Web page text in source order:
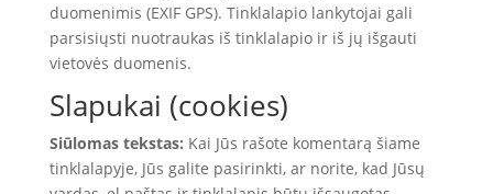
duomenimis (EXIF GPS). Tinklalapio lankytojai gali
parsisiųsti nuotraukas iš tinklalapio ir iš jų išgauti
vietovės duomenis.
Slapukai (cookies)
Siūlomas tekstas: Kai Jūs rašote komentarą šiame
tinklalapyje, Jūs galite pasirinkti, ar norite, kad Jūsų